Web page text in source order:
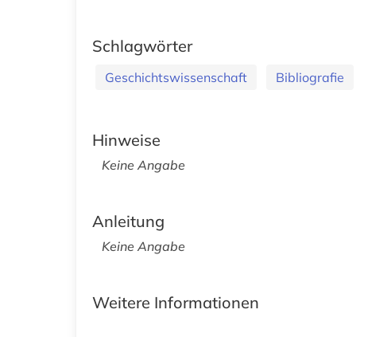
Schlagwörter
Geschichtswissenschaft Bibliografie
Hinweise
Keine Angabe
Anleitung
Keine Angabe
Weitere Informationen